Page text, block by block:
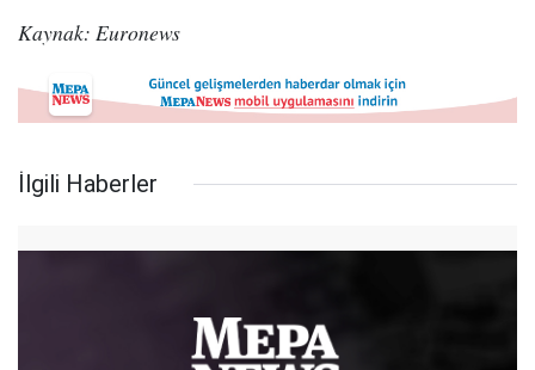
Kaynak: Euronews
İlgili Haberler